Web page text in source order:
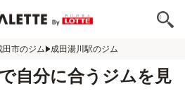
田市のジム 成田湯川駅のジム
自分に合うジムを見